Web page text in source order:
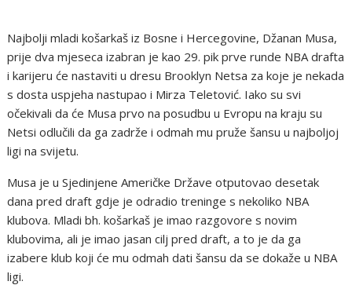
Najbolji mladi košarkaš iz Bosne i Hercegovine, Džanan Musa,
prije dva mjeseca izabran je kao 29. pik prve runde NBA drafta
i karijeru će nastaviti u dresu Brooklyn Netsa za koje je nekada
s dosta uspjeha nastupao i Mirza Teletović. Iako su svi
očekivali da će Musa prvo na posudbu u Evropu na kraju su
Netsi odlučili da ga zadrže i odmah mu pruže šansu u najboljoj
ligi na svijetu.
Musa je u Sjedinjene Američke Države otputovao desetak
dana pred draft gdje je odradio treninge s nekoliko NBA
klubova. Mladi bh. košarkaš je imao razgovore s novim
klubovima, ali je imao jasan cilj pred draft, a to je da ga
izabere klub koji će mu odmah dati šansu da se dokaže u NBA
ligi.